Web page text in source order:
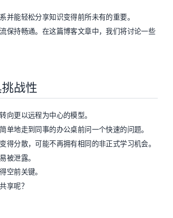
并能轻松分享知识变得前所未有的重要。
保持畅通。在这篇博客文章中，我们将讨论一些
战性
向更以远程为中心的模型。
地走到同事的办公桌前问一个快速的问题。
分散，可能不再拥有相同的非正式学习机会。
被泄露。
空前关键。
享呢？